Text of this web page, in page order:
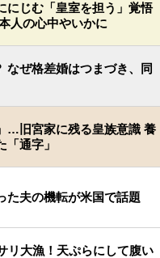
にじむ「皇室を担う」覚悟
人の心中やいかに
なぜ格差婚はつまづき、同
…旧宮家に残る皇族意識 養
通字」
た夫の機転が米国で話題
リ大漁！天ぷらにして腹い